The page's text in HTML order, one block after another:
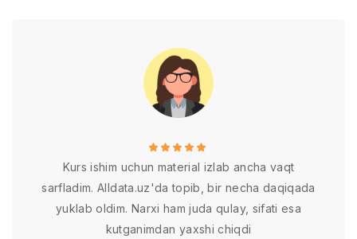
Kurs ishim uchun material izlab ancha vaqt
sarfladim. Alldata.uz'da topib, bir necha daqiqada
yuklab oldim. Narxi ham juda qulay, sifati esa
kutganimdan yaxshi chiqdi